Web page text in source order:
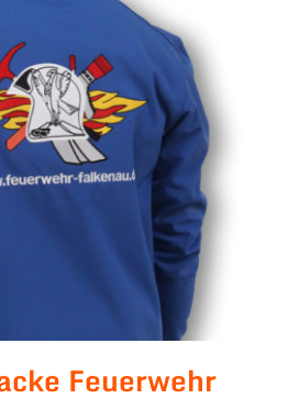
Feuerwehr